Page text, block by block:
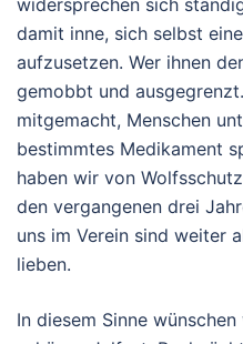
damit inne, sich selbst
aufzusetzen. Wer ihnen
gemobbt und
mitgemacht, Menschen
bestimmtes Medikament
haben wir von
den vergangenen drei
uns im Verein sind weiter
lieben.
In diesem Sinne